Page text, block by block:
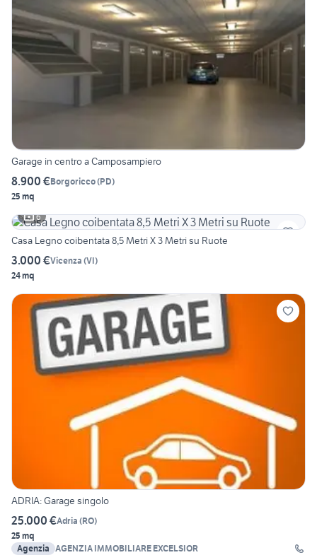
Garage in centro a Camposampiero
8.900 €Borgoricco(PD)
25 mq
6
Casa Legno coibentata 8,5 Metri X 3 Metri su Ruote
3.000 €Vicenza (VI)
24 mq
ADRIA: Garage singolo
25.000 €Adria (RO)
25 mq
Agenzia AGENZIA IMMOBILIARE EXCELSIOR